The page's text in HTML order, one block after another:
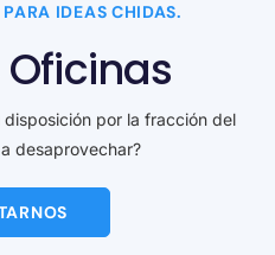
IDEAS CHIDAS.
Oficinas
por la fracción del
desaprovechar?